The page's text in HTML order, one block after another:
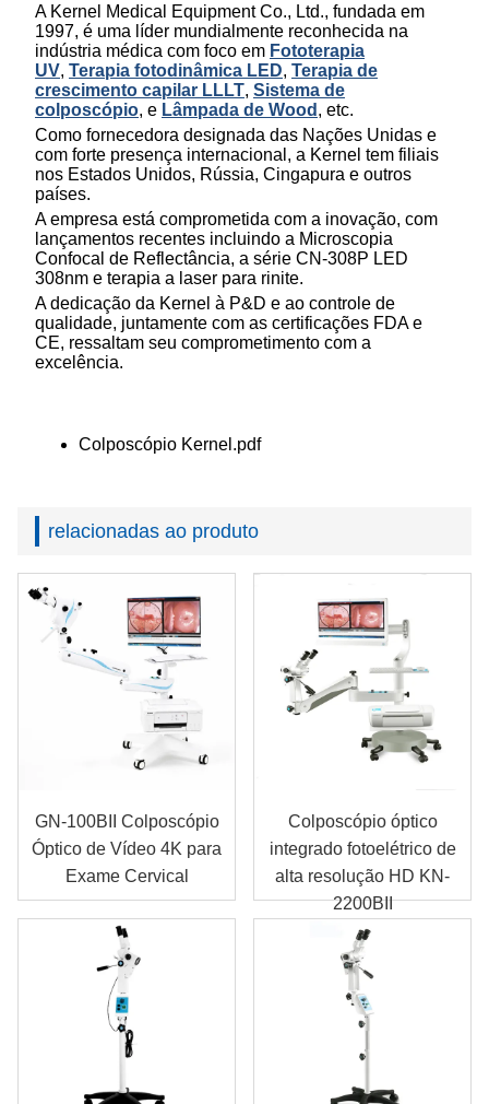
A Kernel Medical Equipment Co., Ltd., fundada em
1997, é uma líder mundialmente reconhecida na
indústria médica com foco em Fototerapia
UV, Terapia fotodinâmica LED, Terapia de
crescimento capilar LLLT, Sistema de
colposcópio, e Lâmpada de Wood , etc.
Como fornecedora designada das Nações Unidas e
com forte presença internacional, a Kernel tem filiais
nos Estados Unidos, Rússia, Cingapura e outros
países.
A empresa está comprometida com a inovação, com
lançamentos recentes incluindo a Microscopia
Confocal de Reflectância, a série CN-308P LED
308nm e terapia a laser para rinite.
A dedicação da Kernel à P&D e ao controle de
qualidade, juntamente com as certificações FDA e
CE, ressaltam seu comprometimento com a
excelência.
Colposcópio Kernel.pdf
relacionadas ao produto
GN-100BII Colposcópio
Óptico de Vídeo 4K para
Exame Cervical
Colposcópio óptico
integrado fotoelétrico de
alta resolução HD KN-
2200BII